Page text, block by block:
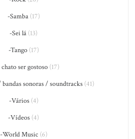
-Samba(17)
-Sei lá (13)
-Tango(17)
chato ser gostoso (17)
sonoras / soundtracks(41)
-Vários(4)
-Vídeos (4)
-World Music (6)